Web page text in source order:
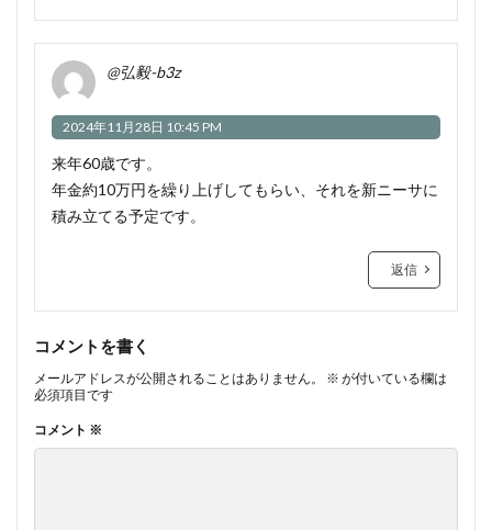
@弘毅-b3z
2024年11月28日 10:45 PM
来年60歳です。
年金約10万円を繰り上げしてもらい、それを新ニーサに
積み立てる予定です。
返信
コメントを書く
メールアドレスが公開されることはありません。 ※ が付いている欄は
必須項目です
コメント ※